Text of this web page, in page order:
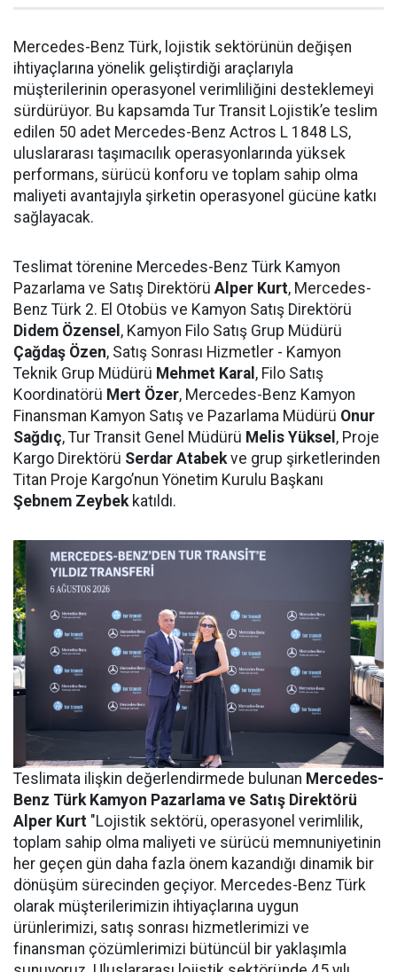
Mercedes-Benz Türk, lojistik sektörünün değişen
ihtiyaçlarına yönelik geliştirdiği araçlarıyla
müşterilerinin operasyonel verimliliğini desteklemeyi
sürdürüyor. Bu kapsamda Tur Transit Lojistik’e teslim
edilen 50 adet Mercedes-Benz Actros L 1848 LS,
uluslararası taşımacılık operasyonlarında yüksek
performans, sürücü konforu ve toplam sahip olma
maliyeti avantajıyla şirketin operasyonel gücüne katkı
sağlayacak.
Teslimat törenine Mercedes-Benz Türk Kamyon
Pazarlama ve Satış Direktörü Alper Kurt, Mercedes-
Benz Türk 2. El Otobüs ve Kamyon Satış Direktörü
Didem Özensel , Kamyon Filo Satış Grup Müdürü
Çağdaş Özen, Satış Sonrası Hizmetler - Kamyon
Teknik Grup Müdürü Mehmet Karal , Filo Satış
Koordinatörü Mert Özer, Mercedes-Benz Kamyon
Finansman Kamyon Satış ve Pazarlama Müdürü Onur
Sağdıç, Tur Transit Genel Müdürü Melis Yüksel , Proje
Kargo Direktörü Serdar Atabek ve grup şirketlerinden
Titan Proje Kargo’nun Yönetim Kurulu Başkanı
Şebnem Zeybek katıldı.
Teslimata ilişkin değerlendirmede bulunan Mercedes-
Benz Türk Kamyon Pazarlama ve Satış Direktörü
Alper Kurt "Lojistik sektörü, operasyonel verimlilik,
toplam sahip olma maliyeti ve sürücü memnuniyetinin
her geçen gün daha fazla önem kazandığı dinamik bir
dönüşüm sürecinden geçiyor. Mercedes-Benz Türk
olarak müşterilerimizin ihtiyaçlarına uygun
ürünlerimizi, satış sonrası hizmetlerimizi ve
finansman çözümlerimizi bütüncül bir yaklaşımla